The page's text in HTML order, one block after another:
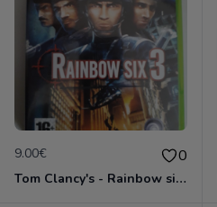
9.00€ 0
Tom Clancy's - Rainbow six 3